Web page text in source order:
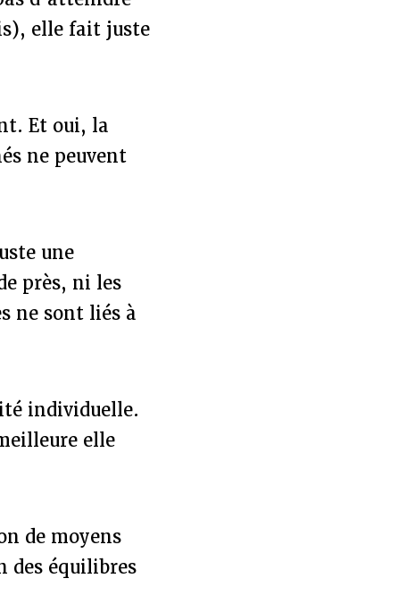
elle fait juste
Et oui, la
ne peuvent
une
près, ni les
ne sont liés à
individuelle.
elle
de moyens
des équilibres